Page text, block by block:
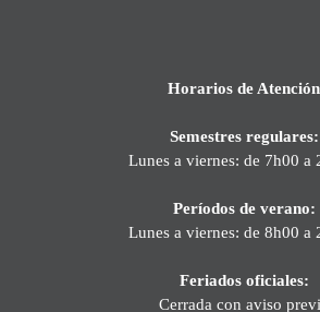
Horarios de Atención
Semestres regulares:
Lunes a viernes: de 7h00 a
Períodos de verano:
Lunes a viernes: de 8h00 a
Feriados oficiales:
Cerrada con aviso